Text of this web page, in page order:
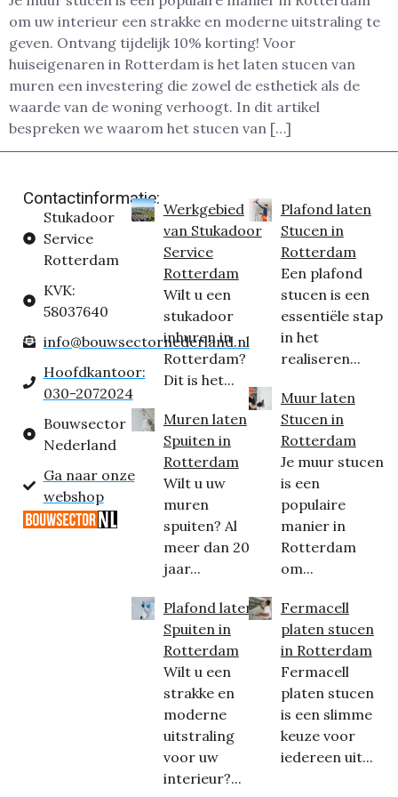
om uw interieur een strakke en moderne uitstraling te
geven. Ontvang tijdelijk 10% korting! Voor
huiseigenaren in Rotterdam is het laten stucen van
muren een investering die zowel de esthetiek als de
waarde van de woning verhoogt. In dit artikel
bespreken we waarom het stucen van […]
Contactinformatie:
Stukadoor
Service
Rotterdam
KVK:
58037640
info@bouwsectornederland.nl
Hoofdkantoor:
030-2072024
Bouwsector
Nederland
Ga naar onze
webshop
Werkgebied
van Stukadoor
Service
Rotterdam
Wilt u een
stukadoor
inhuren in
Rotterdam?
Dit is het...
Muren laten
Spuiten in
Rotterdam
Wilt u uw
muren
spuiten? Al
meer dan 20
jaar...
Plafond laten
Spuiten in
Rotterdam
Wilt u een
strakke en
moderne
uitstraling
voor uw
interieur?...
Plafond laten
Stucen in
Rotterdam
Een plafond
stucen is een
essentiële stap
in het
realiseren...
Muur laten
Stucen in
Rotterdam
Je muur stucen
is een
populaire
manier in
Rotterdam
om...
Fermacell
platen stucen
in Rotterdam
Fermacell
platen stucen
is een slimme
keuze voor
iedereen uit...